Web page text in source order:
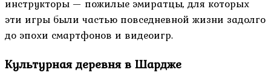
инструкторы — пожилые эмиратцы, для которых
эти игры были частью повседневной жизни задолго
до эпохи смартфонов и видеоигр.
Культурная деревня в Шардже